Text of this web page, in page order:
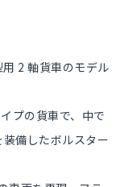
2 軸貨車のモデル
プの貨車で、中で
備したボルスター